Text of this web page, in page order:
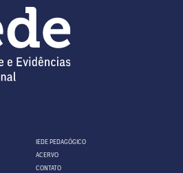
IEDE PEDAGÓGICO
ACERVO
CONTATO